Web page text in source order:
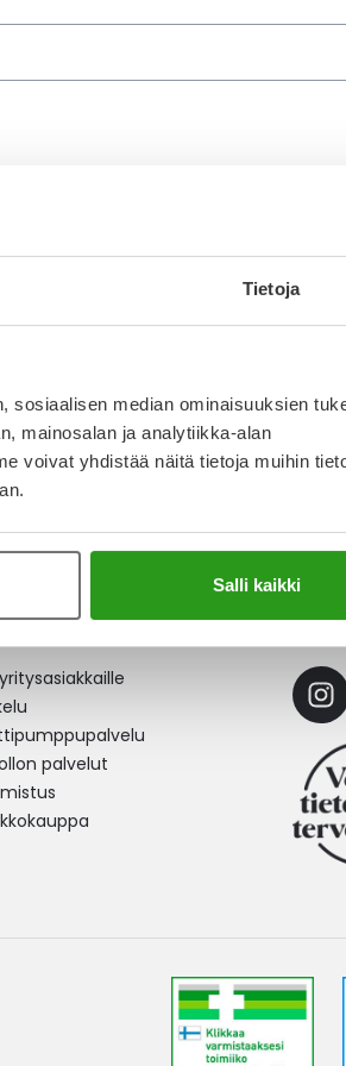
Tietoja
sosiaalisen median ominaisuuksien
mainosalan ja analytiikka-alan
voivat yhdistää näitä tietoja muihin
Salli kaikki
2026
punkeilta
Liity
palvelut